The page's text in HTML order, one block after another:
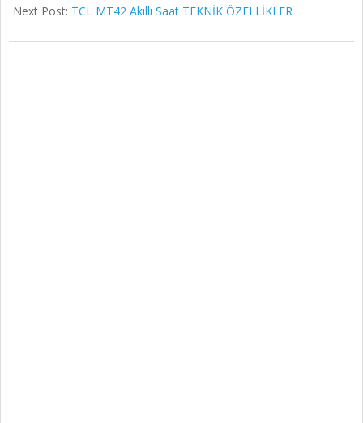
Next Post: TCL MT42 Akıllı Saat TEKNİK ÖZELLİKLER